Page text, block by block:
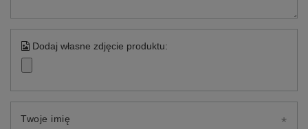
Dodaj własne zdjęcie produktu:
Twoje imię